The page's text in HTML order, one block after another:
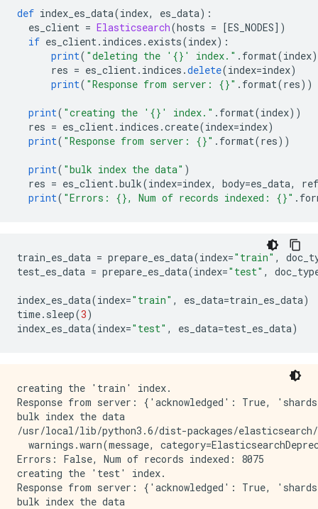
def index_es_data(index, es_data):
es_client = Elasticsearch(hosts = [ES_NODES])
if es_client. indices . exists(index):
print( "deleting the '{}' index." . format(index
res = es_client. indices .delete(index=index)
print( "Response from server: {}" . format(res))
print( "creating the '{}' index." . format(index))
res = es_client. indices .create(index=index)
print( "Response from server: {}" . format(res))
print( "bulk index the data" )
res = es_client.bulk(index=index, body=es_data,
print( "Errors: {}, Num of records indexed: {}" .
train_es_data = prepare_es_data(index="train" ,
test_es_data = prepare_es_data(index="test" ,
index_es_data(index="train" , es_data=train_es_data)
time. sleep(3)
index_es_data(index="test" , es_data=test_es_data)
creating the 'train' index.
Response from server: {'acknowledged': True,
bulk index the data
/usr/local/lib/python3.6/dist-packages/elasticsearch/
warnings.warn(message,
Errors: False, Num of records indexed: 8075
creating the 'test' index.
Response from server: {'acknowledged': True,
bulk index the data